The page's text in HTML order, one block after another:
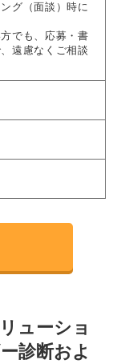
グ（面談）時に
でも、応募・書
遠慮なくご相談
ューショ
診断およ